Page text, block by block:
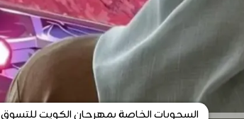
السحوبات الخاصة بمهرجان الكويت للتسوق